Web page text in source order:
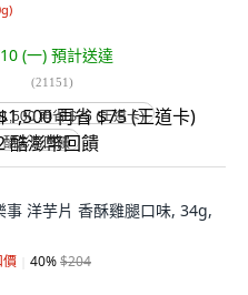
)
(一) 預計送達
(21151)
再省 $75 (王道卡)
酷澎幣回饋
事 洋芋片 香酥雞腿口味, 34g,
價 40%$204